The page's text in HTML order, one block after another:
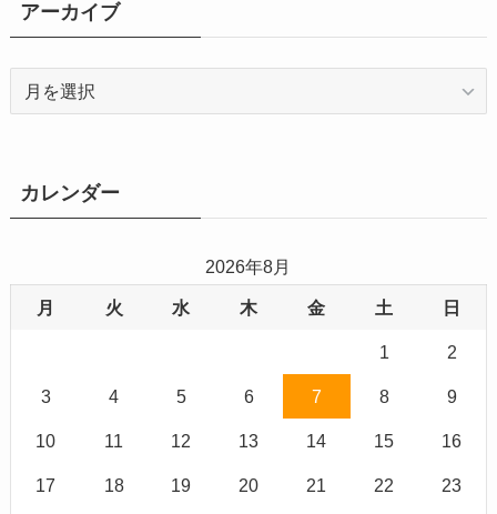
アーカイブ
ブカレンダー
2026年8月
月 火 水 木 金 土 日
1 2
3 4 5 6 7 8 9
10 11 12 13 14 15 16
17 18 19 20 21 22 23